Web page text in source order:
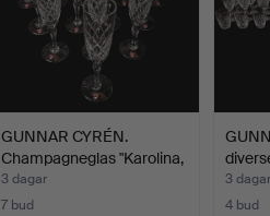
GUNNAR CYRÉN.
Champagneglas "Karolina,
Orr…
3 dagar
7 bud
3 dagar
4 bud